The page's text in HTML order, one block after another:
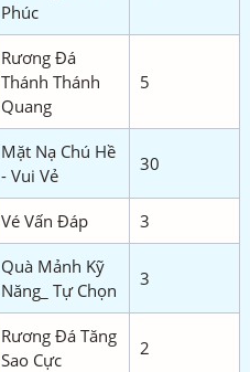
Phúc
Rương Đá
Thánh Thánh
Quang
5
Mặt Nạ Chú Hề
- Vui Vẻ
30
Vé Vấn Đáp 3
Quà Mảnh Kỹ
Năng_ Tự Chọn
3
Rương Đá Tăng
Sao Cực
2